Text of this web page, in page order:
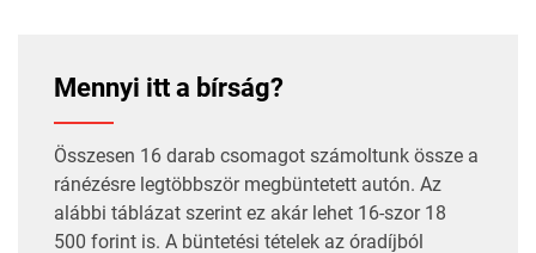
Mennyi itt a bírság?
Összesen 16 darab csomagot számoltunk össze a
ránézésre legtöbbször megbüntetett autón. Az
alábbi táblázat szerint ez akár lehet 16-szor 18
500 forint is. A büntetési tételek az óradíjból